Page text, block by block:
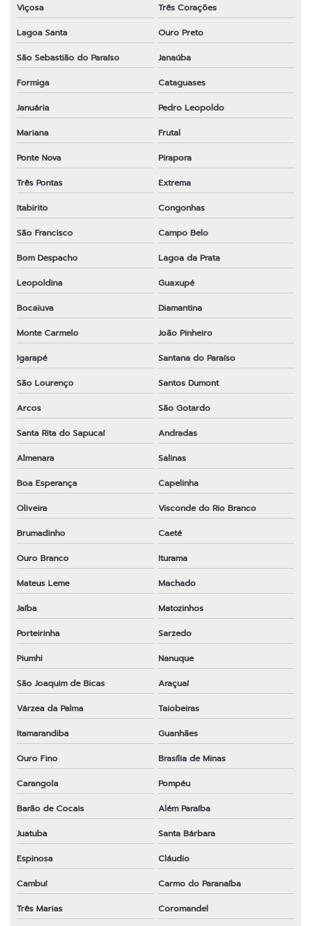
Viçosa
Três Corações
Lagoa Santa
Ouro Preto
São Sebastião do Paraíso
Janaúba
Formiga
Cataguases
Januária
Pedro Leopoldo
Mariana
Frutal
Ponte Nova
Pirapora
Três Pontas
Extrema
Itabirito
Congonhas
São Francisco
Campo Belo
Bom Despacho
Lagoa da Prata
Leopoldina
Guaxupé
Bocaiuva
Diamantina
Monte Carmelo
João Pinheiro
Igarapé
Santana do Paraíso
São Lourenço
Santos Dumont
Arcos
São Gotardo
Santa Rita do Sapucaí
Andradas
Almenara
Salinas
Boa Esperança
Capelinha
Oliveira
Visconde do Rio Branco
Brumadinho
Caeté
Ouro Branco
Iturama
Mateus Leme
Machado
Jaíba
Matozinhos
Porteirinha
Sarzedo
Piumhi
Nanuque
São Joaquim de Bicas
Araçuaí
Várzea da Palma
Taiobeiras
Itamarandiba
Guanhães
Ouro Fino
Brasília de Minas
Carangola
Pompéu
Barão de Cocais
Além Paraíba
Juatuba
Santa Bárbara
Espinosa
Cláudio
Cambuí
Carmo do Paranaíba
Três Marias
Coromandel